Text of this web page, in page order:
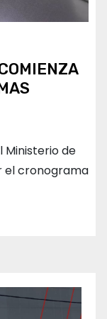
Ministerio de
el cronograma